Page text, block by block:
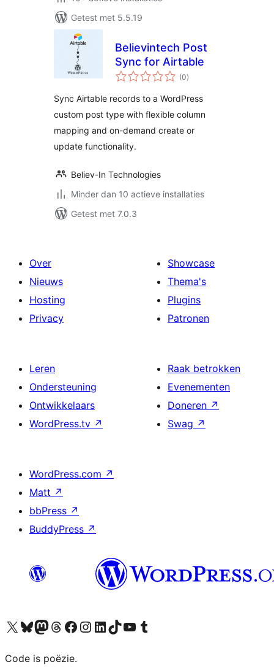
Getest met 5.5.19
Believintech Post
Sync for Airtable
(0totaal
waarderingen
)
Sync Airtable records to a WordPress
custom post type with flexible column
mapping and on-demand create or
update functionality.
Believ-In Technologies
Minder dan 10 actieve installaties
Getest met 7.0.3
Over
Nieuws
Hosting
Privacy
Showcase
Thema's
Plugins
Patronen
Leren
Ondersteuning
Ontwikkelaars
WordPress.tv ↗
Raak betrokken
Evenementen
Doneren ↗
Swag ↗
WordPress.com ↗
Matt ↗
bbPress ↗
BuddyPress ↗
Bezoek ons X (voorheen Twitter) account
Bezoek ons Bluesky account
Bezoek ons Mastodon account
Bezoek ons Threads account
Onze Facebook pagina bezoeken
Bezoek ons Instagram account
Bezoek ons LinkedIn account
Bezoek ons TikTok account
Bezoek ons YouTube kanaalBezoek ons Tumblr account
Code is poëzie.